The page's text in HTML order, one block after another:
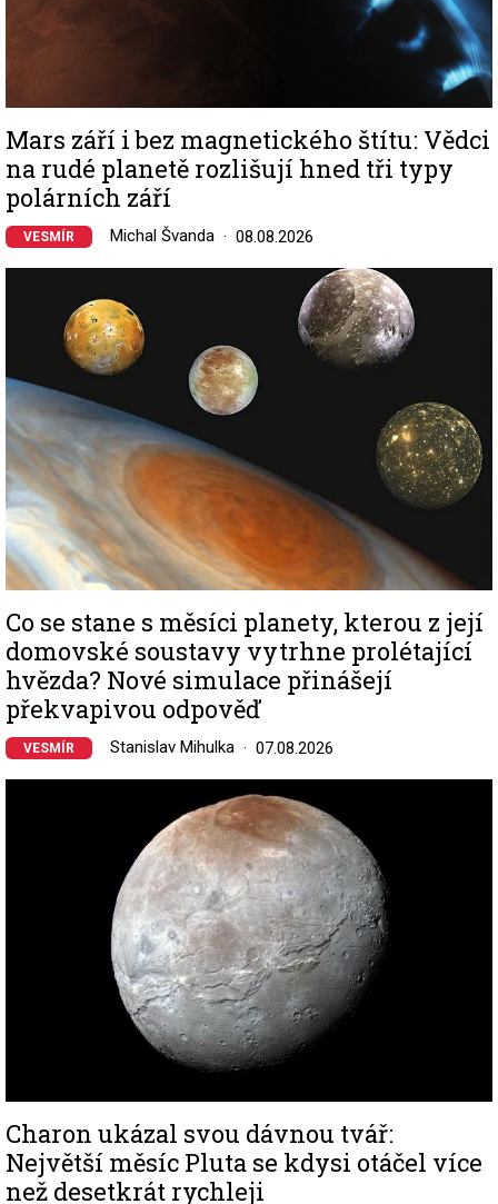
Mars září i bez magnetického štítu: Vědci
na rudé planetě rozlišují hned tři typy
polárních září
VESMÍR Michal Švanda 08.08.2026
Co se stane s měsíci planety, kterou z její
domovské soustavy vytrhne prolétající
hvězda? Nové simulace přinášejí
překvapivou odpověď
VESMÍR Stanislav Mihulka 07.08.2026
Charon ukázal svou dávnou tvář:
Největší měsíc Pluta se kdysi otáčel více
než desetkrát rychleji